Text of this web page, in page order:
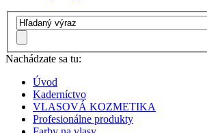
Nachádzate sa tu:
Úvod
Kaderníctvo
VLASOVÁ KOZMETIKA
Profesionálne produkty